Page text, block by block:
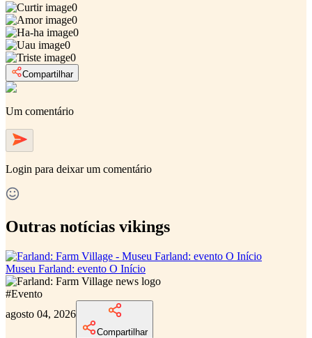
0
0
0
0
0
Compartilhar
Um comentário
Login para deixar um comentário
Outras notícias vikings
Museu Farland: evento O Início
#Evento
agosto 04, 2026
Compartilhar